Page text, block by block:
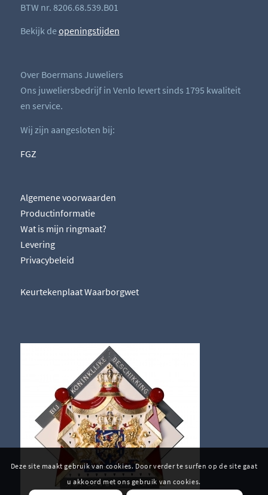
BTW nr. 8206.68.539.B01
Bekijk deopeningstijden
Over Boermans Juweliers
Ons juweliersbedrijf in Venlo levert sinds 1795 kwaliteit
en service.
Wij zijn aangesloten bij:
FGZ
Algemene voorwaarden
Productinformatie
Wat is mijn ringmaat?
Levering
Privacybeleid
Keurtekenplaat Waarborgwet
Deze site maakt gebruik van cookies. Door verder te surfen op de site gaat
u akkoord met ons gebruik van cookies.